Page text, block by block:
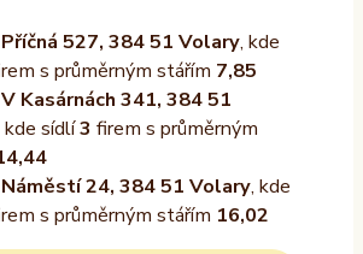
Příčná 527, 384 51 Volary, kde
s průměrným stářím 7,85
V Kasárnách 341, 384 51
kde sídlí3 firem s průměrným
Náměstí 24, 384 51 Volary, kde
s průměrným stářím 16,02